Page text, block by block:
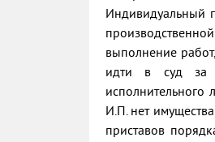
Индивидуальный
выполнение
идти в суд за
исполнительного
И.П. нет
приставов